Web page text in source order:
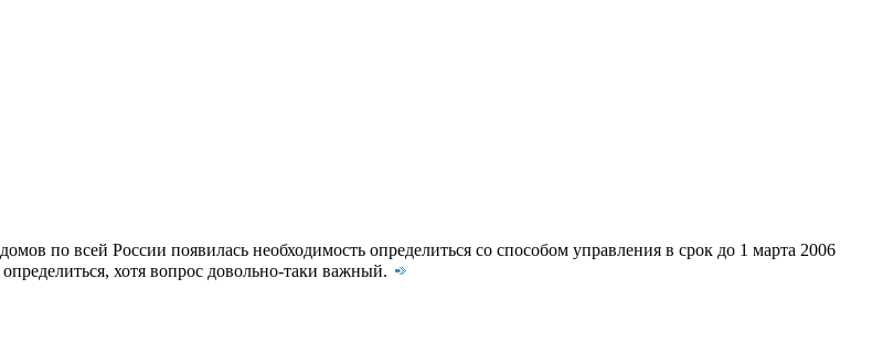
по всей России появилась необходимость определиться со способом управления в срок до 1 марта 2006
хотя вопрос довольно-таки важный.